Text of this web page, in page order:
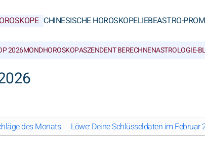
CHINESISCHE HOROSKOPELIEBEASTRO-
2026MONDHOROSKOPASZENDENT BERECHNENASTROLOGIE-
des Monats Löwe: Deine Schlüsseldaten im Februar